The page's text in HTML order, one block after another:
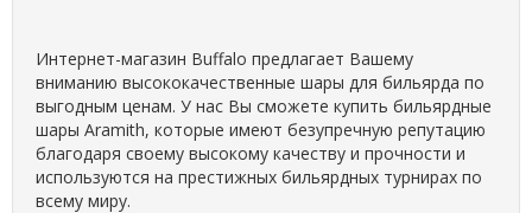
Интернет-магазин Buffalo предлагает Вашему
вниманию высококачественные шары для бильярда по
выгодным ценам. У нас Вы сможете купить бильярдные
шары Aramith, которые имеют безупречную репутацию
благодаря своему высокому качеству и прочности и
используются на престижных бильярдных турнирах по
всему миру.